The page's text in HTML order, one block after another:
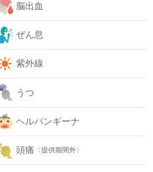
脳出血
ぜん息
紫外線
うつ
ヘルパンギーナ
頭痛 〈提供期間外〉